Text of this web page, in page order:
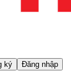
ký Đăng nhập